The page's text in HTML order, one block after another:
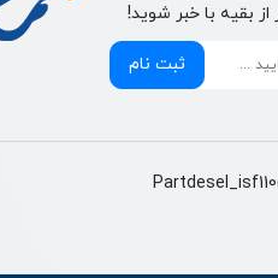
بقیه با خبر شوید!
ثبت نام